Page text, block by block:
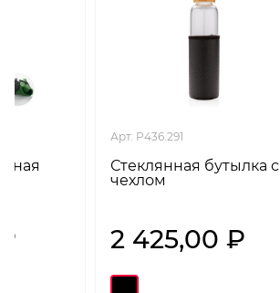
Арт. P436.291
Стеклянная бутылка с
чехлом
2 425,00 ₽